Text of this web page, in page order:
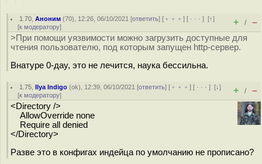
1.70 ,Аноним (70), 12:26, 06/10/2021 [ответить] [ ﹢﹢﹢] [ · · ·][↑]
[к модератору] + / –
>При помощи уязвимости можно загрузить доступные для
чтения пользователю, под которым запущен http-сервер.
Внатуре 0-дау, это не лечится, наука бессильна.
1.75 ,Ilya Indigo (ok), 12:39, 06/10/2021 [ответить] [ ﹢﹢﹢] [ · · ·][↓]
[к модератору] + / –
<Directory />
AllowOverride none
Require all denied
</Directory>
Разве это в конфигах индейца по умолчанию не прописано?